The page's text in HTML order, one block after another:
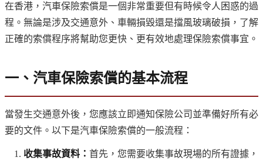
在香港，汽車保險索償是一個非常重要但有時候令人困惑的過
程。無論是涉及交通意外、車輛損毀還是擋風玻璃破損，了解
正確的索償程序將幫助您更快、更有效地處理保險索償事宜。
一、汽車保險索償的基本流程
當發生交通意外後，您應該立即通知保險公司並準備好所有必
要的文件。以下是汽車保險索償的一般流程：
收集事故資料： 首先，您需要收集事故現場的所有證據，